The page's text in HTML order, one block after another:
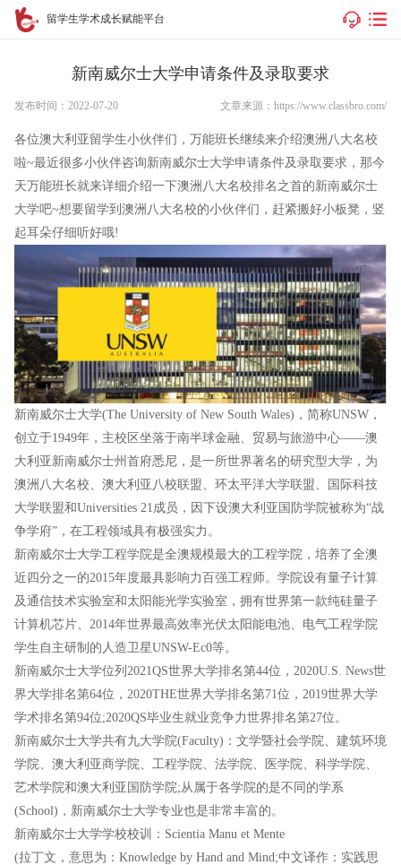
留学生学术成长赋能平台
新南威尔士大学申请条件及录取要求
发布时间：2022-07-20 文章来源：https://www.classbro.com/
各位澳大利亚留学生小伙伴们，万能班长继续来介绍澳洲八大名校
啦~最近很多小伙伴咨询新南威尔士大学申请条件及录取要求，那今
天万能班长就来详细介绍一下澳洲八大名校排名之首的新南威尔士
大学吧~想要留学到澳洲八大名校的小伙伴们，赶紧搬好小板凳，竖
起耳朵仔细听好哦!
新南威尔士大学(The University of New South Wales)，简称UNSW，
创立于1949年，主校区坐落于南半球金融、贸易与旅游中心——澳
大利亚新南威尔士州首府悉尼，是一所世界著名的研究型大学，为
澳洲八大名校、澳大利亚八校联盟、环太平洋大学联盟、国际科技
大学联盟和Universities 21成员，因下设澳大利亚国防学院被称为“战
争学府”，在工程领域具有极强实力。
新南威尔士大学工程学院是全澳规模最大的工程学院，培养了全澳
近四分之一的2015年度最具影响力百强工程师。学院设有量子计算
及通信技术实验室和太阳能光学实验室，拥有世界第一款纯硅量子
计算机芯片、2014年世界最高效率光伏太阳能电池、电气工程学院
学生自主研制的人造卫星UNSW-Ec0等。
新南威尔士大学位列2021QS世界大学排名第44位，2020U.S. News世
界大学排名第64位，2020THE世界大学排名第71位，2019世界大学
学术排名第94位;2020QS毕业生就业竞争力世界排名第27位。
新南威尔士大学共有九大学院(Faculty)：文学暨社会学院、建筑环境
学院、澳大利亚商学院、工程学院、法学院、医学院、科学学院、
艺术学院和澳大利亚国防学院;从属于各学院的是不同的学系
(School)，新南威尔士大学专业也是非常丰富的。
新南威尔士大学学校校训：Scientia Manu et Mente
(拉丁文，意思为：Knowledge by Hand and Mind;中文译作：实践思